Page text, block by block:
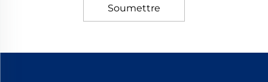
Soumettre